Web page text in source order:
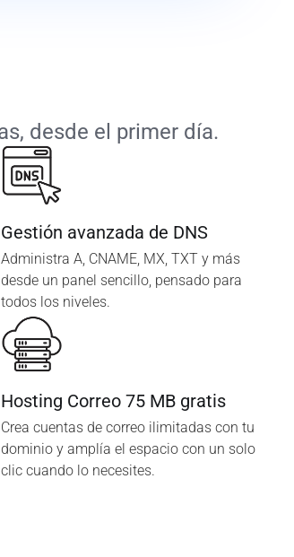
desde el primer día.
Gestión avanzada de DNS
Administra A, CNAME, MX, TXT y más
desde un panel sencillo, pensado para
todos los niveles.
Hosting Correo 75 MB gratis
Crea cuentas de correo ilimitadas con tu
dominio y amplía el espacio con un solo
clic cuando lo necesites.